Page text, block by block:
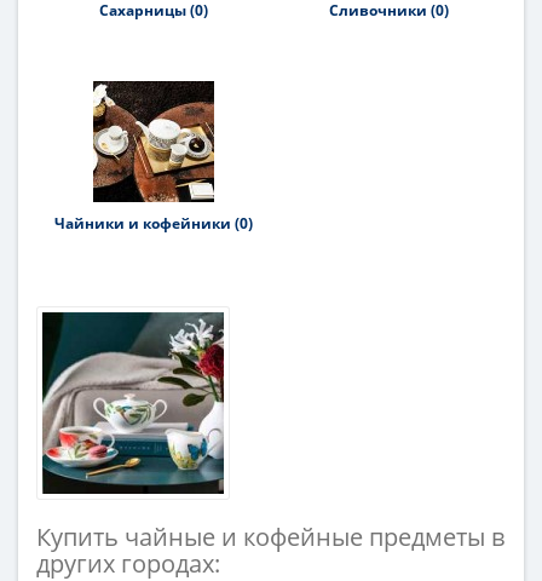
Сахарницы (0) Сливочники (0)
Чайники и кофейники (0)
Купить чайные и кофейные предметы в
других городах: